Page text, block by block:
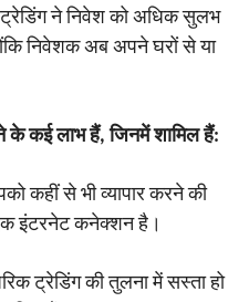
ने निवेश को अधिक सुलभ
निवेशक अब अपने घरों से या
के कई लाभ हैं, जिनमें शामिल हैं:
कहीं से भी व्यापार करने की
इंटरनेट कनेक्शन है।
ट्रेडिंग की तुलना में सस्ता हो